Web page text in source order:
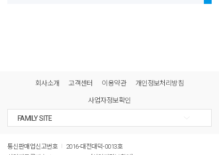
회사소개 고객센터 이용약관 개인정보처리방침
사업자정보확인
통신판매업신고번호
2016-대전대덕-0013호